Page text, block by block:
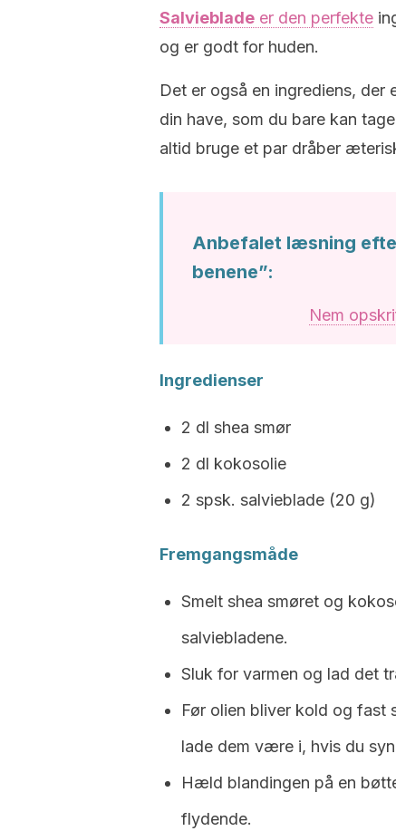
Salvieblade er den perfekte
og er godt for huden.
Det er også en ingrediens, der
din have, som du bare kan
altid bruge et par dråber
Anbefalet læsning
benene”:
Nem
Ingredienser
2 dl shea smør
2 dl kokosolie
2 spsk. salvieblade (20 g)
Fremgangsmåde
Smelt shea smøret og
salviebladene.
Sluk for varmen og lad det
Før olien bliver kold og fast
lade dem være i, hvis du
Hæld blandingen på en
flydende.